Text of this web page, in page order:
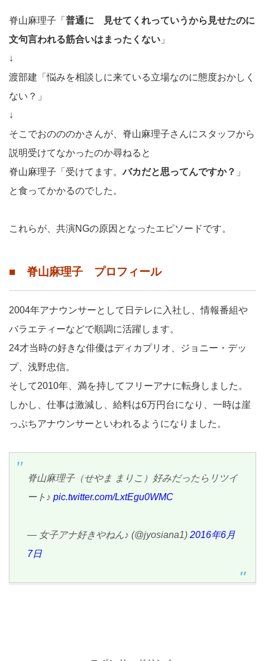
脊山麻理子「 普通に 見せてくれっていうから見せたのに
文句言われる筋合いはまったくない 」
↓
渡部建「悩みを相談しに来ている立場なのに態度おかしく
ない？」
↓
そこでおのののかさんが、脊山麻理子さんにスタッフから
説明受けてなかったのか尋ねると
脊山麻理子「受けてます。バカだと思ってんですか？ 」
と食ってかかるのでした。
これらが、共演NGの原因となったエピソードです。
■ 脊山麻理子 プロフィール
2004年アナウンサーとして日テレに入社し、情報番組や
バラエティーなどで順調に活躍します。
24才当時の好きな俳優はディカプリオ、ジョニー・デッ
プ、浅野忠信。
そして2010年、満を持してフリーアナに転身しました。
しかし、仕事は激減し、給料は6万円台になり、一時は崖
っぷちアナウンサーといわれるようになりました。
脊山麻理子（せやま まりこ）好みだったらリツイ
ート♪ pic.twitter.com/LxtEgu0WMC
— 女子アナ好きやねん♪ (@jyosiana1) 2016年6月
7日